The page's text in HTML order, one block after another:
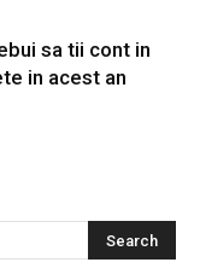
sa tii cont in
in acest an